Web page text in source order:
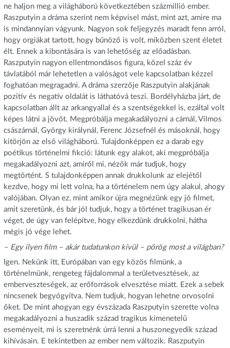
ne haljon meg a világháború következtében százmillió ember.
Raszputyin a dráma szerint nem képvisel mást, mint azt, amire ma
is mindannyian vágyunk. Nagyon sok feljegyzés maradt fenn arról,
hogy orgiákat tartott, hogy bűnöző is volt, miközben szent életet
élt. Ennek a kibontására is van lehetőség az előadásban.
Raszputyin nagyon ellentmondásos figura, közel száz év
távlatából már lehetetlen a valóságot vele kapcsolatban kézzel
foghatóan megragadni. A dráma szerzője Raszputyin alakjának
pozitív és negatív oldalát is láthatóvá teszi. Bordélyházba járt, de
kapcsolatban állt az arkangyallal és a szentségekkel is, ezáltal volt
képes látni a jövőt. Megpróbálja megakadályozni a cárnál, Vilmos
császárnál, György királynál, Ferenc Józsefnél és másoknál, hogy
kitörjön az első világháború. Tulajdonképpen ez a darab egy
poétikus történelmi fikció: látunk egy alakot, aki megpróbálja
megakadályozni azt, amiről mi, nézők már tudjuk, hogy
megtörtént. S tulajdonképpen annak drukkolunk az elejétől
kezdve, hogy mi lett volna, ha a történelem nem úgy alakul, ahogy
valójában. Olyan ez, mint amikor újra megnézünk egy jó filmet,
amit szeretünk, és bár jól tudjuk, hogy a történet tragikusan ér
véget, de úgy van felépítve, hogy elkezdünk drukkolni, hátha
mégis jó vége lehet.
– Egy ilyen film – akár tudatunkon kívül – pörög most a világban?
Igen. Nekünk itt, Európában van egy közös filmünk, a
történelmünk, rengeteg fájdalommal a területvesztések, az
emberveszteségek, az erőforrások elvesztése miatt. Ezek a sebek
nincsenek begyógyítva. Nem tudjuk, hogyan lehetne orvosolni
őket. De mint ahogyan egy évszázada Raszputyin szerette volna
megakadályozni a huszadik század tragikus kimenetelű
eseményeit, mi is szeretnénk úrrá lenni a huszonegyedik század
kihívásain. E tekintetben az ember nem változik. Raszputyin